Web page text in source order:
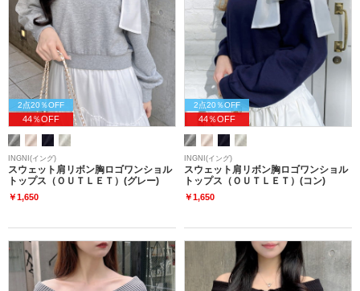
2点20％OFF
44％OFF
INGNI(イング)
スウェット肩リボン胸ロゴワンショル
トップス（ＯＵＴＬＥＴ）(グレー)
￥1,650
2点20％OFF
44％OFF
INGNI(イング)
スウェット肩リボン胸ロゴワンショル
トップス（ＯＵＴＬＥＴ）(コン)
￥1,650